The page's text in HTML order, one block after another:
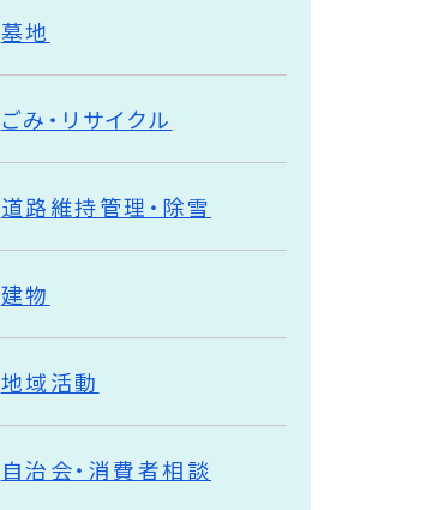
墓地
ごみ・リサイクル
道路維持管理・除雪
建物
地域活動
自治会・消費者相談